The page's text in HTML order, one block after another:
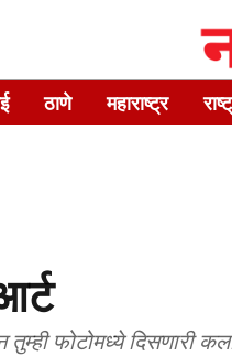
ठाणे महाराष्ट्र
तुम्ही फोटोमध्ये दिसणारी